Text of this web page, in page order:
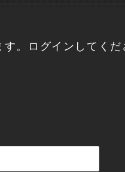
。ログインしてくだ